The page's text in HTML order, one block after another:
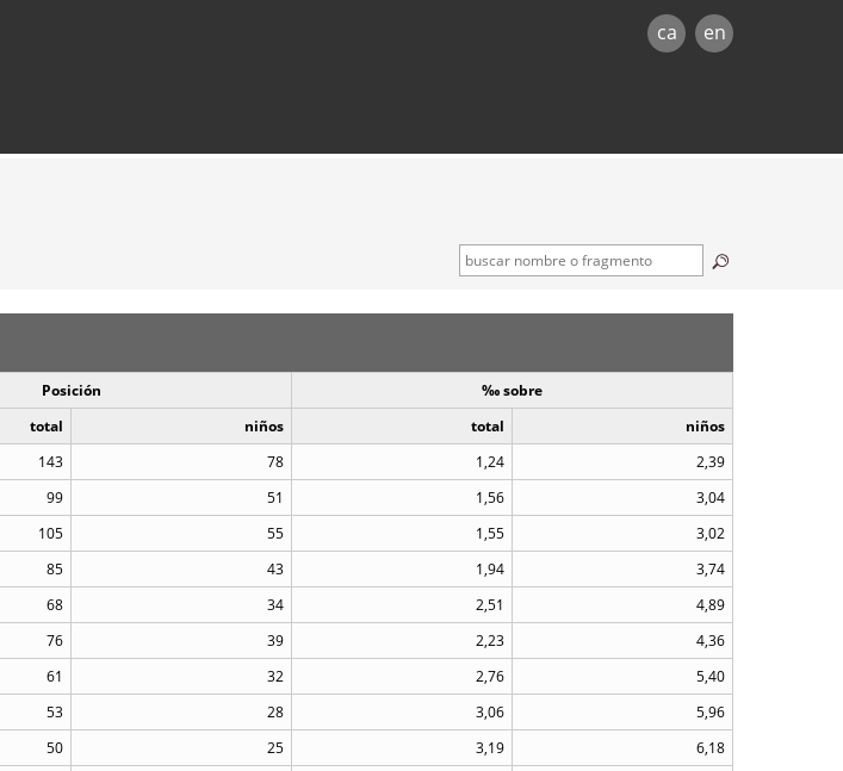
ca en
Posición
‰ sobre
total niños total
niños
143 78 1,24
2,39
99 51 1,56
3,04
105 55 1,55
3,02
85 43 1,94
3,74
68 34 2,51
4,89
76 39 2,23
4,36
61 32 2,76
5,40
53 28 3,06
5,96
50 25 3,19
6,18